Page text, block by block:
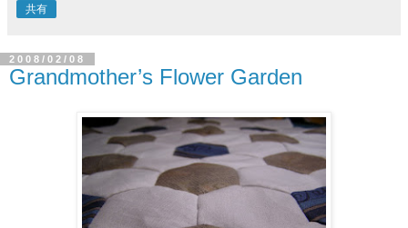
共有
2008/02/08
Grandmother’s Flower Garden